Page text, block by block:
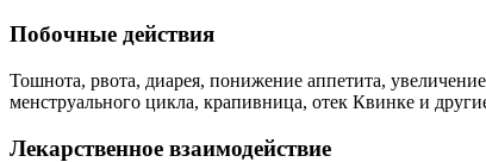
Побочные действия
Тошнота, рвота, диарея, понижение аппетита,
менструального цикла, крапивница, отек Квинке и
Лекарственное взаимодействие